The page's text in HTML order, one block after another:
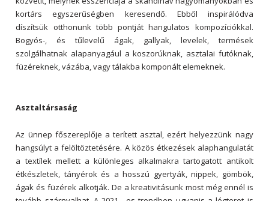
kortárs egyszerűségben keresendő. Ebből inspirálódva
díszítsük otthonunk több pontját hangulatos kompozíciókkal.
Bogyós-, és tűlevelű ágak, gallyak, levelek, termések
szolgálhatnak alapanyagául a koszorúknak, asztalai futóknak,
füzéreknek, vázába, vagy tálakba komponált elemeknek.
Asztaltársaság
Az ünnep főszereplője a terített asztal, ezért helyezzünk nagy
hangsúlyt a felöltöztetésére. A közös étkezések alaphangulatát
a textílek mellett a különleges alkalmakra tartogatott antikolt
étkészletek, tányérok és a hosszú gyertyák, nippek, gömbök,
ágak és füzérek alkotják. De a kreativitásunk most még ennél is